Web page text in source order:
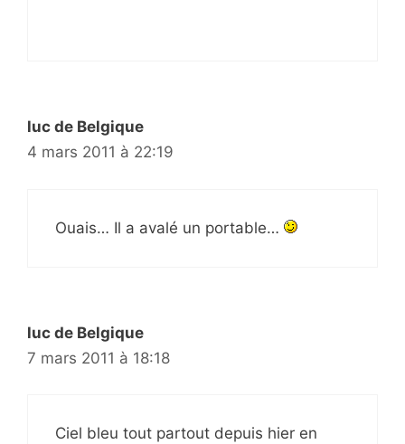
luc de Belgique
4 mars 2011 à 22:19
Ouais… Il a avalé un portable…
luc de Belgique
7 mars 2011 à 18:18
Ciel bleu tout partout depuis hier en